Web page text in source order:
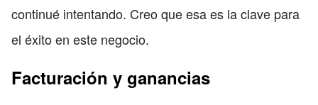
continué intentando. Creo que esa es la clave para
el éxito en este negocio.
Facturación y ganancias